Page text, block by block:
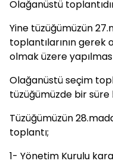
Olağanüstü
Yine tüzüğümüzün
toplantılarının
olmak üzere
Olağanüstü seçim
tüzüğümüzde bir süre
Tüzüğümüzün
toplantı;
1- Yönetim Kurulu